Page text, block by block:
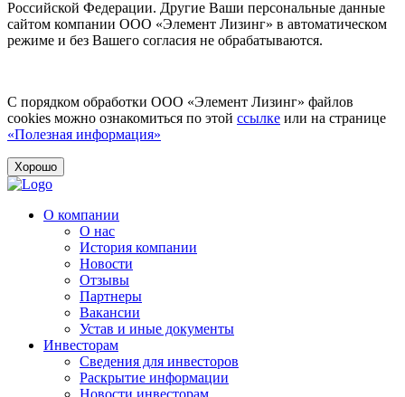
Российской Федерации. Другие Ваши персональные данные
сайтом компании ООО «Элемент Лизинг» в автоматическом
режиме и без Вашего согласия не обрабатываются.
С порядком обработки ООО «Элемент Лизинг» файлов
cookies можно ознакомиться по этой ссылке или на странице
«Полезная информация»
Хорошо
О компании
О нас
История компании
Новости
Отзывы
Партнеры
Вакансии
Устав и иные документы
Инвесторам
Сведения для инвесторов
Раскрытие информации